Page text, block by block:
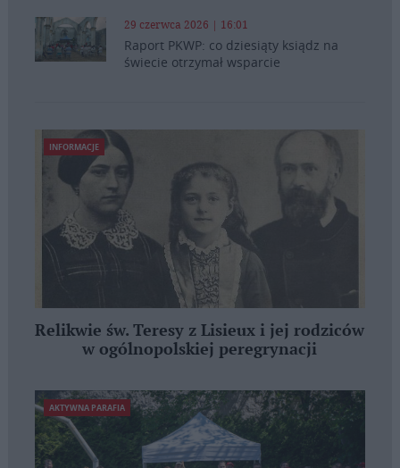
29 czerwca 2026 | 16:01
Raport PKWP: co dziesiąty ksiądz na
świecie otrzymał wsparcie
INFORMACJE
Relikwie św. Teresy z Lisieux i jej rodziców
w ogólnopolskiej peregrynacji
AKTYWNA PARAFIA